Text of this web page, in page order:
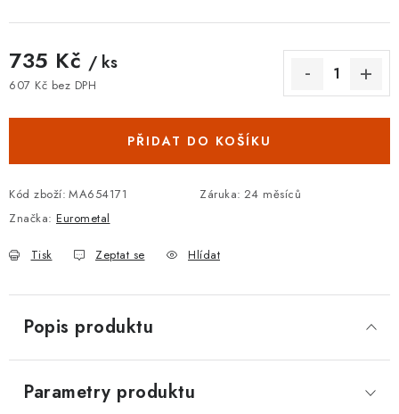
735 Kč / ks
607 Kč bez DPH
PŘIDAT DO KOŠÍKU
Kód zboží: MA654171 Záruka: 24 měsíců
Značka: Eurometal
Tisk Zeptat se Hlídat
Popis produktu
Parametry produktu